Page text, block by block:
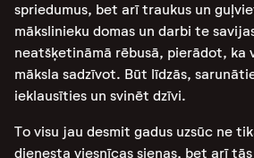
spriedumus, bet arī traukus un
mākslinieku domas un darbi te
neatšķetināmā rēbusā, pierādot, ka
māksla sadzīvot. Būt līdzās,
ieklausīties un svinēt dzīvi.
To visu jau desmit gadus uzsūc ne
dienesta viesnīcas sienas, bet arī